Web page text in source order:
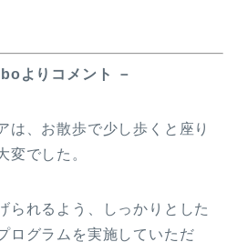
よりコメント －
は、お散歩で少し歩くと座り
変でした。
られるよう、しっかりとした
ログラムを実施していただ